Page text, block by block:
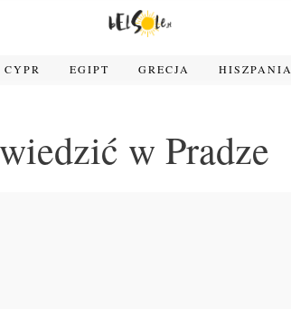
CYPR EGIPT GRECJA HISZPANIA
w Pradze